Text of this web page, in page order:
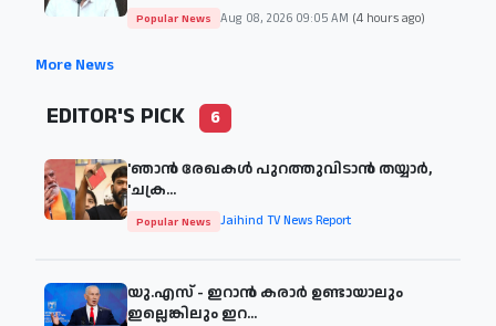
Popular News Aug 08, 2026 09:05 AM (4 hours ago)
More News
EDITOR'S PICK 6
'ഞാന്‍ രേഖകള്‍ പുറത്തുവിടാന്‍ തയ്യാര്‍,
'ചക്ര...
Popular News Jaihind TV News Report
യു.എസ് - ഇറാൻ കരാർ ഉണ്ടായാലും
ഇല്ലെങ്കിലും ഇറ...